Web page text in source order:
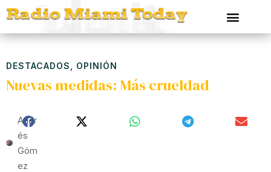
DESTACADOS OPINIÓN
Nuevas medidas: Más crueldad
Andr
És
Góm
Ez